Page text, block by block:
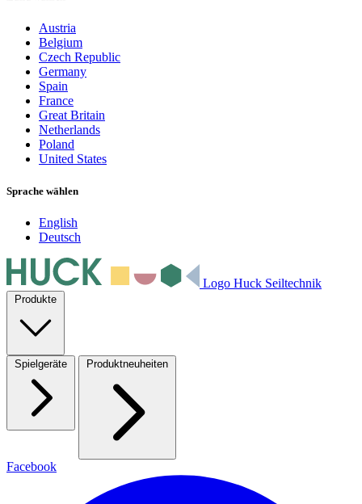
Austria
Belgium
Czech Republic
Germany
Spain
France
Great Britain
Netherlands
Poland
United States
Sprache wählen
English
Deutsch
Logo Huck Seiltechnik
Produkte
Spielgeräte Produktneuheiten
Facebook